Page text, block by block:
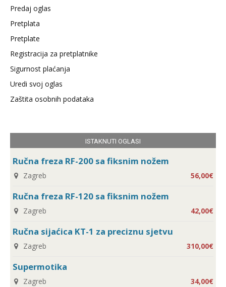
Predaj oglas
Pretplata
Pretplate
Registracija za pretplatnike
Sigurnost plaćanja
Uredi svoj oglas
Zaštita osobnih podataka
ISTAKNUTI OGLASI
Ručna freza RF-200 sa fiksnim nožem
Zagreb 56,00€
Ručna freza RF-120 sa fiksnim nožem
Zagreb 42,00€
Ručna sijaćica KT-1 za preciznu sjetvu
Zagreb 310,00€
Supermotika
Zagreb 34,00€